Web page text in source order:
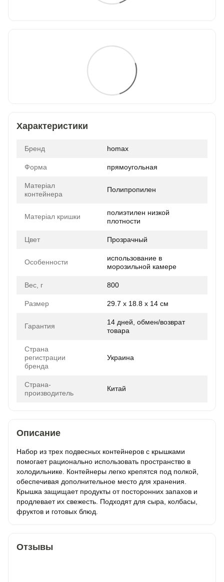
Характеристики
Бренд homax
Форма прямоугольная
Матеріал
контейнера
Полипропилен
Матеріал кришки
полиэтилен низкой
плотности
Цвет Прозрачный
Особенности
использование в
морозильной камере
Вес, г 800
Размер 29.7 x 18.8 x 14 см
Гарантия
14 дней, обмен/возврат
товара
Страна
регистрации
бренда
Украина
Страна-
производитель
Китай
Описание
Набор из трех подвесных контейнеров с крышками
помогает рационально использовать пространство в
холодильнике. Контейнеры легко крепятся под полкой,
обеспечивая дополнительное место для хранения.
Крышка защищает продукты от посторонних запахов и
продлевает их свежесть. Подходят для сыра, колбасы,
фруктов и готовых блюд.
Отзывы